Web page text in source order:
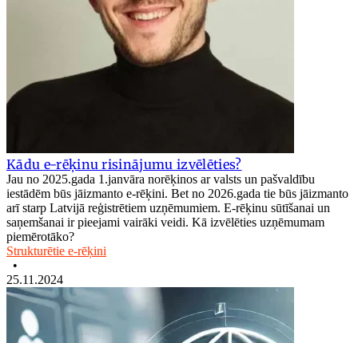
Kādu e-rēķinu risinājumu izvēlēties?
Jau no 2025.gada 1.janvāra norēķinos ar valsts un pašvaldību
iestādēm būs jāizmanto e-rēķini. Bet no 2026.gada tie būs jāizmanto
arī starp Latvijā reģistrētiem uzņēmumiem. E-rēķinu sūtīšanai un
saņemšanai ir pieejami vairāki veidi. Kā izvēlēties uzņēmumam
piemērotāko?
Strukturētie e-rēķini
•
25.11.2024